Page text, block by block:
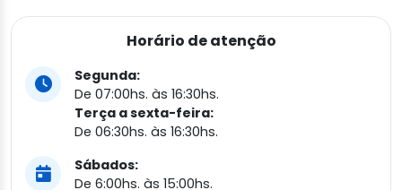
Horário de atenção
Segunda:
De 07:00hs. às 16:30hs.
Terça a sexta-feira:
De 06:30hs. às 16:30hs.
Sábados:
De 6:00hs. às 15:00hs.